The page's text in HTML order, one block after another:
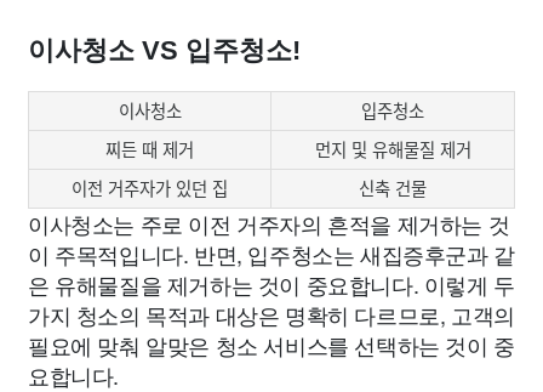
이사청소 VS 입주청소!
이사청소
입주청소
찌든 때 제거
먼지 및 유해물질 제거
이전 거주자가 있던 집
신축 건물
이사청소는 주로 이전 거주자의 흔적을 제거하는 것
이 주목적입니다. 반면, 입주청소는 새집증후군과 같
은 유해물질을 제거하는 것이 중요합니다. 이렇게 두
가지 청소의 목적과 대상은 명확히 다르므로, 고객의
필요에 맞춰 알맞은 청소 서비스를 선택하는 것이 중
요합니다.